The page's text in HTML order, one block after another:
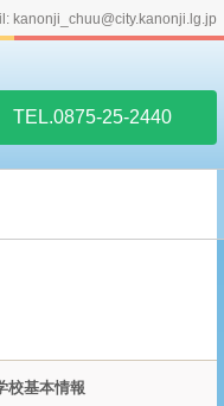
TEL.0875-25-2440
kanonji_chuu@city.kanonji.lg.jp
校基本情報